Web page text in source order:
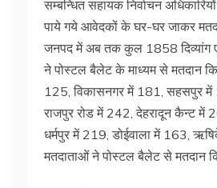
सम्बन्धित सहायक निर्वाचन
पाये गये आवेदकों के घर-घर जाकर
जनपद में अब तक कुल 1858 दिव्यांग
ने पोस्टल बैलेट के माध्यम से मतदान
125, विकासनगर में 181, सहसपुर में
राजपुर रोड में 242, देहरादून कैन्ट में
धर्मपुर में 219, डोईवाला में 163,
मतदाताओं ने पोस्टल बैलेट से मतदान